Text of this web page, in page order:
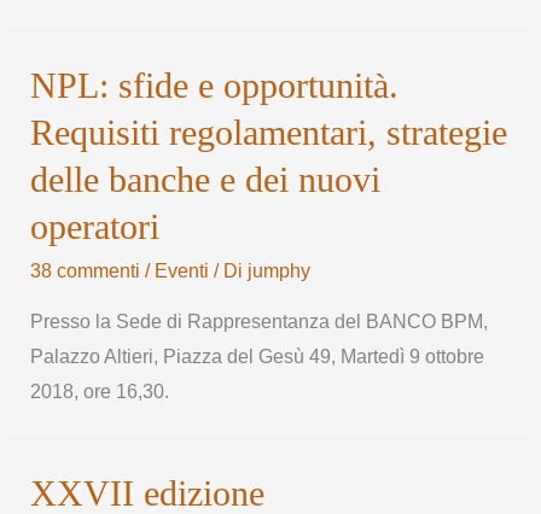
NPL: sfide e opportunità.
Requisiti regolamentari, strategie
delle banche e dei nuovi
operatori
38 commenti / Eventi / Di jumphy
Presso la Sede di Rappresentanza del BANCO BPM,
Palazzo Altieri, Piazza del Gesù 49, Martedì 9 ottobre
2018, ore 16,30.
XXVII edizione